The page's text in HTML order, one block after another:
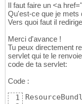
82
83
84
86
87
88
90
92
rpm=audio/
ra=audio/x-
wav=audio/x-
bmp=image/
gif=image/
jpe=image/
Il faut faire un <a
Qu'est-ce que je mets
Vers quoi faut il
Merci d'avance !
Tu peux directement
servlet qui te le
code de ta servlet:
Code :
1